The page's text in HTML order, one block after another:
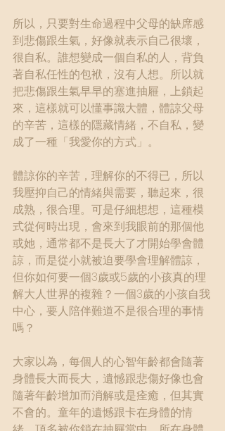
所以，只要對生命過程中父母的缺席感
到悲傷跟生氣，好像就表示自己很壞，
很自私。誰想變成一個自私的人，背負
著自私任性的包袱，沒有人想。所以就
把悲傷跟生氣早早的塞進抽屜，上鎖起
來，這樣就可以懂事識大體，體諒父母
的辛苦，這樣的隱藏情緒，不自私，變
成了一種「我愛你的方式」。
體諒你的辛苦，理解你的不得已，所以
我壓抑自己的情緒與需要，聽起來，很
成熟，很合理。可是仔細想想，這種模
式從何時出現，會來到我眼前的那個他
或她，通常都不是長大了才開始學會體
諒，而是從小就被迫要學會理解體諒，
但你如何要一個3歲或5歲的小孩真的理
解大人世界的複雜？一個3歲的小孩自我
中心，要人陪伴難道不是很合理的事情
嗎？
大家以為，每個人的心智年齡都會隨著
身體長大而長大，遺憾跟悲傷好像也會
隨著年齡增加而消解或是痊癒，但其實
不會的。童年的遺憾跟卡在身體的情